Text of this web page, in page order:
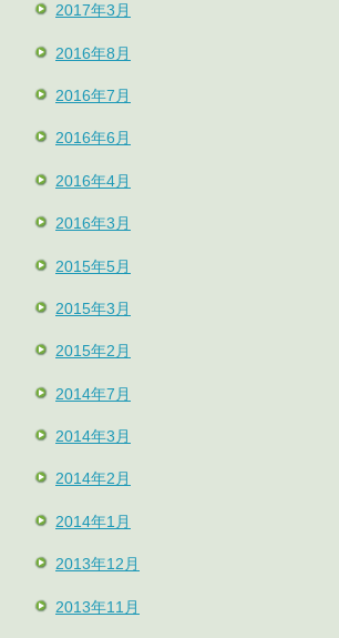
2017年3月
2016年8月
2016年7月
2016年6月
2016年4月
2016年3月
2015年5月
2015年3月
2015年2月
2014年7月
2014年3月
2014年2月
2014年1月
2013年12月
2013年11月